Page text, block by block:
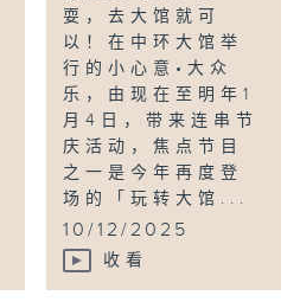
耍，去大馆就可
以！在中环大馆举
行的小心意•大众
乐，由现在至明年1
月4日，带来连串节
庆活动，焦点节目
之一是今年再度登
场的「玩转大馆...
10/12/2025
收看